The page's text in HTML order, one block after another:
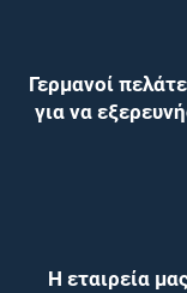
Γερμανοί
για να
Η εταιρεία